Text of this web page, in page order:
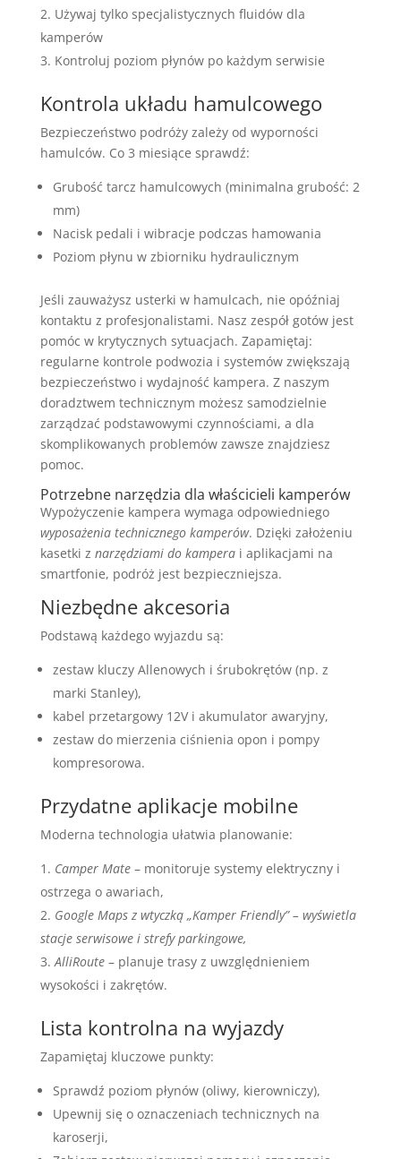
Używaj tylko specjalistycznych fluidów dla
kamperów
Kontroluj poziom płynów po każdym serwisie
Kontrola układu hamulcowego
Bezpieczeństwo podróży zależy od wyporności
hamulców. Co 3 miesiące sprawdź:
Grubość tarcz hamulcowych (minimalna grubość: 2
mm)
Nacisk pedali i wibracje podczas hamowania
Poziom płynu w zbiorniku hydraulicznym
Jeśli zauważysz usterki w hamulcach, nie opóźniaj
kontaktu z profesjonalistami. Nasz zespół gotów jest
pomóc w krytycznych sytuacjach. Zapamiętaj:
regularne kontrole podwozia i systemów zwiększają
bezpieczeństwo i wydajność kampera. Z naszym
doradztwem technicznym możesz samodzielnie
zarządzać podstawowymi czynnościami, a dla
skomplikowanych problemów zawsze znajdziesz
pomoc.
Potrzebne narzędzia dla właścicieli kamperów
Wypożyczenie kampera wymaga odpowiedniego
wyposażenia technicznego kamperów. Dzięki założeniu
kasetki z narzędziami do kamperai aplikacjami na
smartfonie, podróż jest bezpieczniejsza.
Niezbędne akcesoria
Podstawą każdego wyjazdu są:
zestaw kluczy Allenowych i śrubokrętów (np. z
marki Stanley),
kabel przetargowy 12V i akumulator awaryjny,
zestaw do mierzenia ciśnienia opon i pompy
kompresorowa.
Przydatne aplikacje mobilne
Moderna technologia ułatwia planowanie:
Camper Mate– monitoruje systemy elektryczny i
ostrzega o awariach,
Google Maps z wtyczką „Kamper Friendly” – wyświetla
stacje serwisowe i strefy parkingowe,
AlliRoute– planuje trasy z uwzględnieniem
wysokości i zakrętów.
Lista kontrolna na wyjazdy
Zapamiętaj kluczowe punkty:
Sprawdź poziom płynów (oliwy, kierowniczy),
Upewnij się o oznaczeniach technicznych na
karoserji,